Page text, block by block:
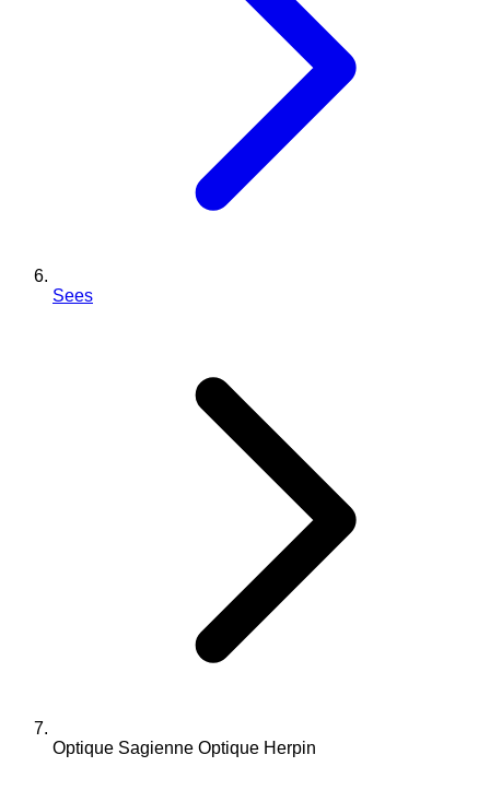
Sees
Optique Sagienne Optique Herpin